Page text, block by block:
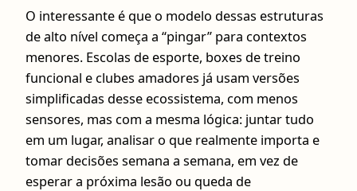
O interessante é que o modelo dessas estruturas
de alto nível começa a “pingar” para contextos
menores. Escolas de esporte, boxes de treino
funcional e clubes amadores já usam versões
simplificadas desse ecossistema, com menos
sensores, mas com a mesma lógica: juntar tudo
em um lugar, analisar o que realmente importa e
tomar decisões semana a semana, em vez de
esperar a próxima lesão ou queda de